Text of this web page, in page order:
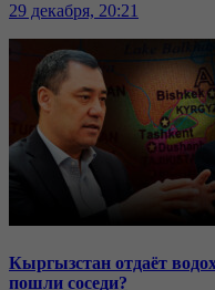
29 декабря, 20:21
Кыргызстан отдаёт
пошли соседи?